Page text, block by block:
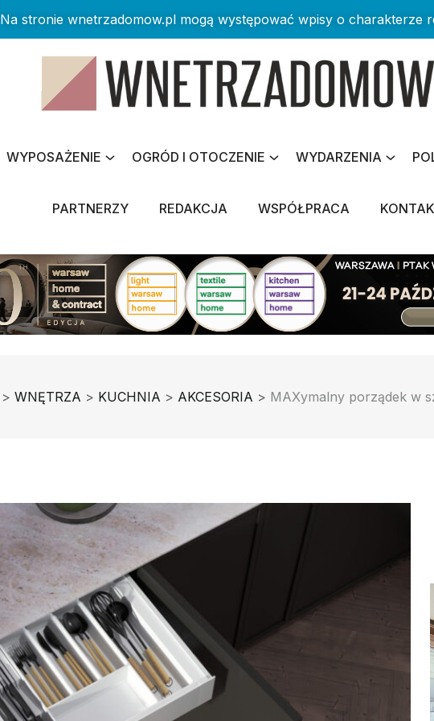
Na stronie wnetrzadomow.pl mogą występować wpisy o charakterze
WYPOSAŻENIE OGRÓD I OTOCZENIE WYDARZENIA
PARTNERZY REDAKCJA WSPÓŁPRACA
> WNĘTRZA > KUCHNIA > AKCESORIA > MAXymalny porządek w